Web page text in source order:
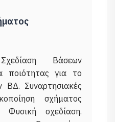
Βάσεων
ποιότητας για το
ΒΔ. Συναρτησιακές
σχήματος
Φυσική σχεδίαση.